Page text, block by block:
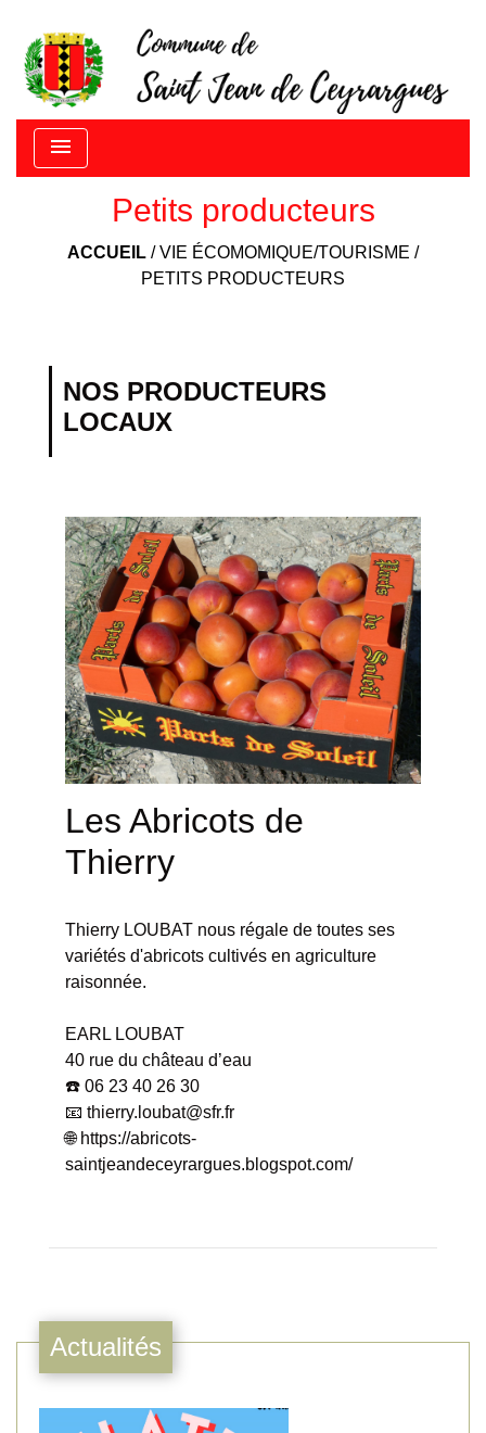
menu
Petits producteurs
ACCUEIL /VIE ÉCOMOMIQUE/TOURISME /
PETITS PRODUCTEURS
NOS PRODUCTEURS
LOCAUX
Les Abricots de
Thierry
Thierry LOUBAT nous régale de toutes ses
variétés d'abricots cultivés en agriculture
raisonnée.
EARL LOUBAT
40 rue du château d’eau
☎️ 06 23 40 26 30
📧 thierry.loubat@sfr.fr
🌐 https://abricots-
saintjeandeceyrargues.blogspot.com/
Actualités